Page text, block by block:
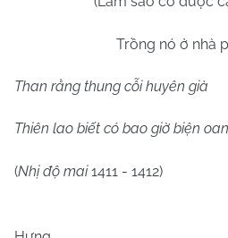
Trồng nó ở nhà
Than rằng thung cỗi huyên già
Thiên lao biết có bao giờ biện oan
(Nhị độ mai1411 - 1412)